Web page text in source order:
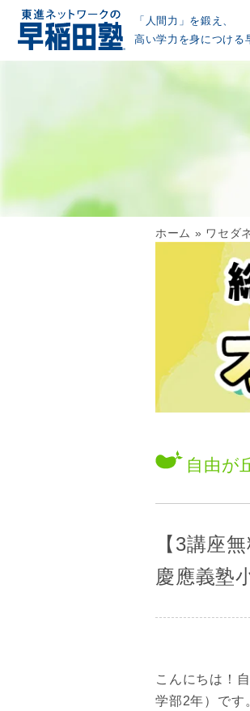
「人間力」を鍛え、
高い学力を身につける
ホーム » ワセダ
自由が
【3講座
慶應義塾
こんにちは！
学部2年）です